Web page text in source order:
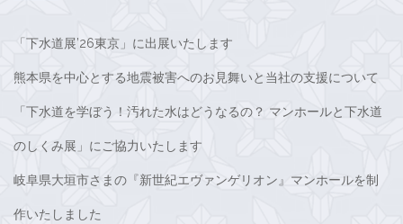
「下水道展’26東京」に出展いたします
熊本県を中心とする地震被害へのお見舞いと当社の支援について
「下水道を学ぼう！汚れた水はどうなるの？ マンホールと下水道
のしくみ展」にご協力いたします
岐阜県大垣市さまの『新世紀エヴァンゲリオン』マンホールを制
作いたしました